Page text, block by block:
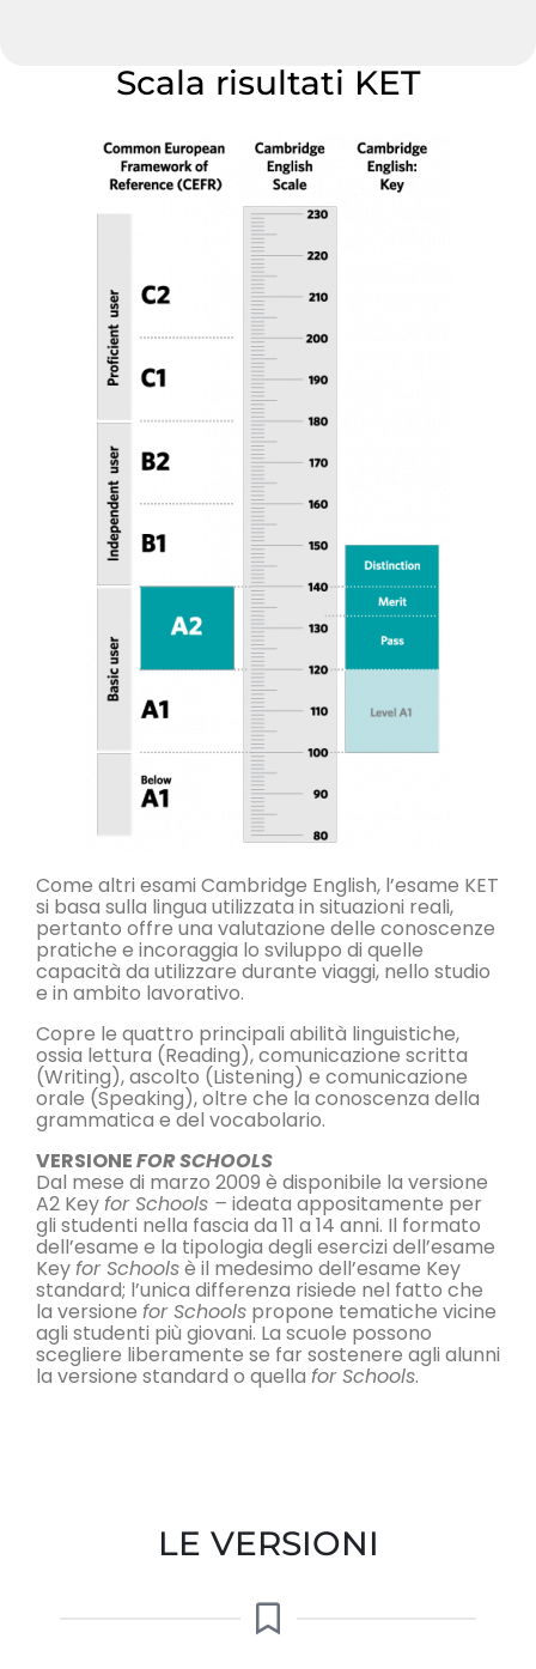
Scala risultati KET
Come altri esami Cambridge English, l’esame KET
si basa sulla lingua utilizzata in situazioni reali,
pertanto offre una valutazione delle conoscenze
pratiche e incoraggia lo sviluppo di quelle
capacità da utilizzare durante viaggi, nello studio
e in ambito lavorativo.
Copre le quattro principali abilità linguistiche,
ossia lettura (Reading), comunicazione scritta
(Writing), ascolto (Listening) e comunicazione
orale (Speaking), oltre che la conoscenza della
grammatica e del vocabolario.
VERSIONEFOR SCHOOLS
Dal mese di marzo 2009 è disponibile la versione
A2 Keyfor Schools – ideata appositamente per
gli studenti nella fascia da 11 a 14 anni. Il formato
dell’esame e la tipologia degli esercizi dell’esame
Keyfor Schoolsè il medesimo dell’esame Key
standard; l’unica differenza risiede nel fatto che
la versione for Schools propone tematiche vicine
agli studenti più giovani. La scuole possono
scegliere liberamente se far sostenere agli alunni
la versione standard o quella for Schools.
LE VERSIONI